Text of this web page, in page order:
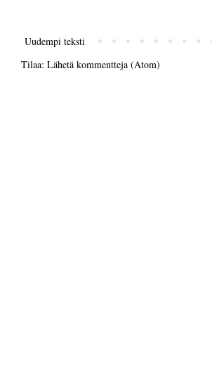
Uudempi teksti
Tilaa: Lähetä kommentteja (Atom)